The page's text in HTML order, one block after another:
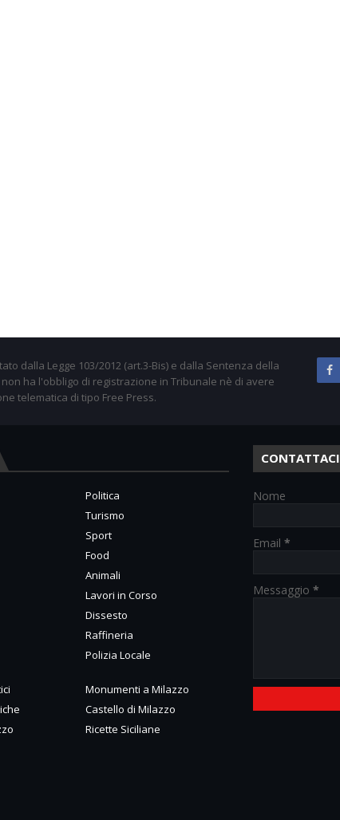
dalla Legge 103/2012 (art.3-Bis) e dalla Sentenza della
ha l'obbligo di registrazione in Tribunale nè di avere
telematica di tipo Free Press.
Politica
Turismo
Sport
Food
Animali
Lavori in Corso
Dissesto
Raffineria
Polizia Locale
Monumenti a Milazzo
Castello di Milazzo
Ricette Siciliane
CONTATTACI
Nome
Email *
Messaggio *